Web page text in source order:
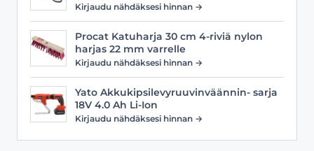
Kirjaudu nähdäksesi hinnan →
Procat Katuharja 30 cm 4-riviä nylon
harjas 22 mm varrelle
Kirjaudu nähdäksesi hinnan →
Yato Akkukipsilevyruuvinväännin- sarja
18V 4.0 Ah Li-Ion
Kirjaudu nähdäksesi hinnan →